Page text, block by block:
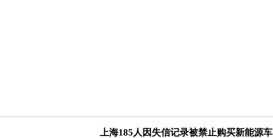
上海185人因失信记录被禁止购买新能源车